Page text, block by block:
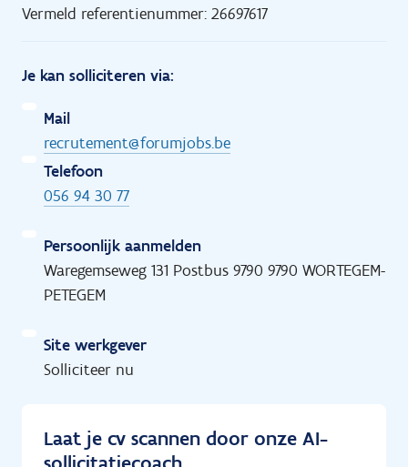
Vermeld referentienummer: 26697617
Je kan solliciteren via:
Mail
recrutement@forumjobs.be
Telefoon
056 94 30 77
Persoonlijk aanmelden
Waregemseweg 131 Postbus 9790 9790 WORTEGEM-
PETEGEM
Site werkgever
Solliciteer nu
Laat je cv scannen door onze AI-